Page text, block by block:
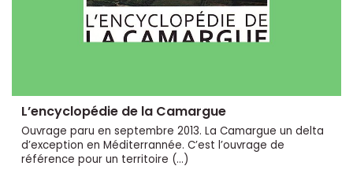
L’encyclopédie de la Camargue
Ouvrage paru en septembre 2013. La Camargue un delta
d’exception en Méditerrannée. C’est l’ouvrage de
référence pour un territoire (…)